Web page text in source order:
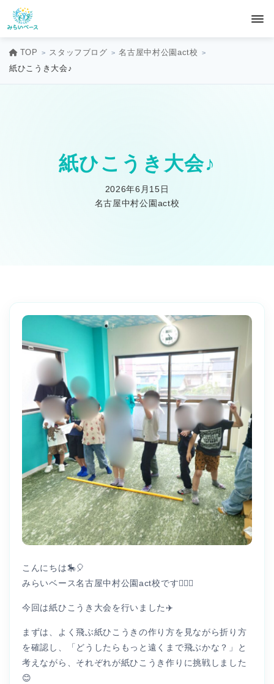
TOP スタッフブログ
名古屋中村公園act校
紙ひこうき大会♪
紙ひこうき大会♪
2026年6月15日
名古屋中村公園act校
こんにちは🎠🎈
みらいベース名古屋中村公園act校です👩🏻‍⚕️
今回は紙ひこうき大会を行いました✈️
まずは、よく飛ぶ紙ひこうきの作り方を見ながら折り方
を確認し、「どうしたらもっと遠くまで飛ぶかな？」と
考えながら、それぞれが紙ひこうき作りに挑戦しました
😊